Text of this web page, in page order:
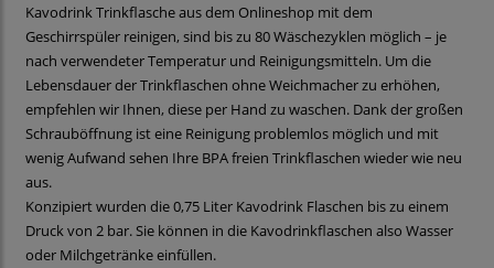
Kavodrink Trinkflasche aus dem Onlineshop mit dem
Geschirrspüler reinigen, sind bis zu 80 Wäschezyklen möglich – je
nach verwendeter Temperatur und Reinigungsmitteln. Um die
Lebensdauer der Trinkflaschen ohne Weichmacher zu erhöhen,
empfehlen wir Ihnen, diese per Hand zu waschen. Dank der großen
Schrauböffnung ist eine Reinigung problemlos möglich und mit
wenig Aufwand sehen Ihre BPA freien Trinkflaschen wieder wie neu
aus.
Konzipiert wurden die 0,75 Liter Kavodrink Flaschen bis zu einem
Druck von 2 bar. Sie können in die Kavodrinkflaschen also Wasser
oder Milchgetränke einfüllen.